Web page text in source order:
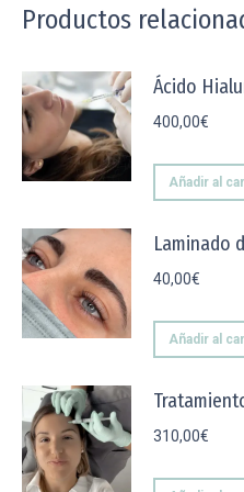
Productos
Ácido
400,00€
Añadir al
Laminado
40,00€
Añadir al
310,00€